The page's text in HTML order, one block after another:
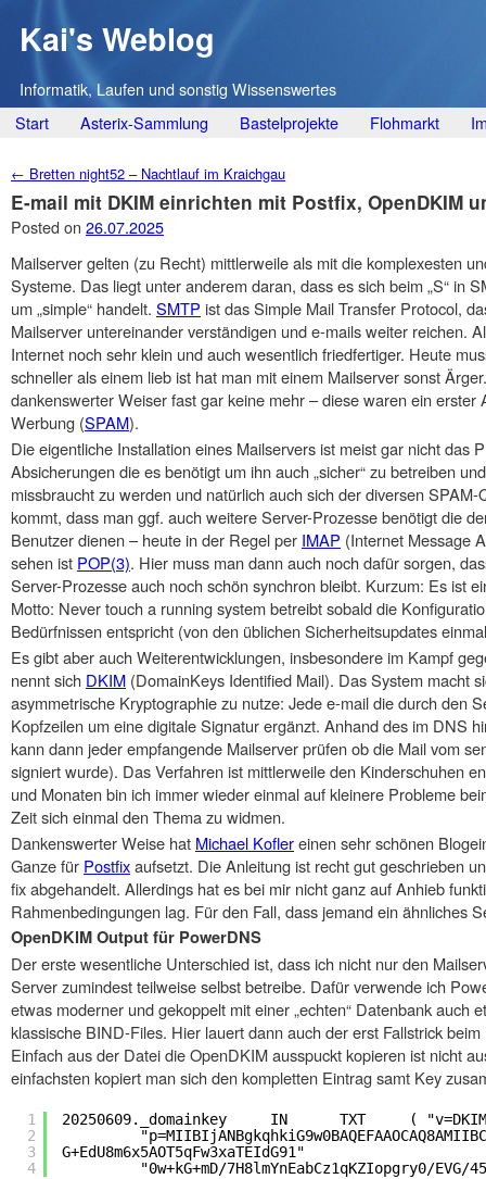
Kai's Weblog
Informatik, Laufen und sonstig Wissenswertes
Main menu
Skip
content
Start Asterix-Sammlung Bastelprojekte Flohmarkt
Post navigation
← Bretten night52 – Nachtlauf im Kraichgau
E-mail mit DKIM einrichten mit Postfix, OpenDKIM
Posted on 26.07.2025
Mailserver gelten (zu Recht) mittlerweile als mit die komplexesten
Systeme. Das liegt unter anderem daran, dass es sich beim „S“ in
um „simple“ handelt. SMTP ist das Simple Mail Transfer Protocol,
Mailserver untereinander verständigen und e-mails weiter reichen.
Internet noch sehr klein und auch wesentlich friedfertiger. Heute
schneller als einem lieb ist hat man mit einem Mailserver sonst
dankenswerter Weiser fast gar keine mehr – diese waren ein erster
Werbung (SPAM).
Die eigentliche Installation eines Mailservers ist meist gar nicht das
Absicherungen die es benötigt um ihn auch „sicher“ zu betreiben
missbraucht zu werden und natürlich auch sich der diversen
kommt, dass man ggf. auch weitere Server-Prozesse benötigt die
Benutzer dienen – heute in der Regel per IMAP (Internet Message
sehen ist POP(3). Hier muss man dann auch noch dafür sorgen,
Server-Prozesse auch noch schön synchron bleibt. Kurzum: Es ist
Motto: Never touch a running system betreibt sobald die
Bedürfnissen entspricht (von den üblichen Sicherheitsupdates
Es gibt aber auch Weiterentwicklungen, insbesondere im Kampf
nennt sich DKIM (DomainKeys Identified Mail). Das System macht
asymmetrische Kryptographie zu nutze: Jede e-mail die durch den
Kopfzeilen um eine digitale Signatur ergänzt. Anhand des im DNS
kann dann jeder empfangende Mailserver prüfen ob die Mail vom
signiert wurde). Das Verfahren ist mittlerweile den Kinderschuhen
und Monaten bin ich immer wieder einmal auf kleinere Probleme
Zeit sich einmal den Thema zu widmen.
Dankenswerter Weise hat Michael Koflereinen sehr schönen
Ganze für Postfixaufsetzt. Die Anleitung ist recht gut geschrieben
fix abgehandelt. Allerdings hat es bei mir nicht ganz auf Anhieb
Rahmenbedingungen lag. Für den Fall, dass jemand ein ähnliches
OpenDKIM Output für PowerDNS
Der erste wesentliche Unterschied ist, dass ich nicht nur den
Server zumindest teilweise selbst betreibe. Dafür verwende ich
etwas moderner und gekoppelt mit einer „echten“ Datenbank auch
klassische BIND-Files. Hier lauert dann auch der erst Fallstrick
Einfach aus der Datei die OpenDKIM ausspuckt kopieren ist nicht
einfachsten kopiert man sich den kompletten Eintrag samt Key
1
2
3
4
20250609._domainkey     IN      TXT     (
G+EdU8m6x5AOT5qFw3xaTEIdG91"
"0w+kG+mD/7H8lmYnEabCz1qKZIopgry0/EVG/